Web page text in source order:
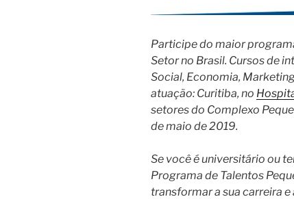
Participe do maior
Setor no Brasil. Cursos de
Social, Economia,
atuação: Curitiba, no
setores do Complexo
de maio de 2019.
Se você é universitário ou
Programa de Talentos
transformar a sua carreira